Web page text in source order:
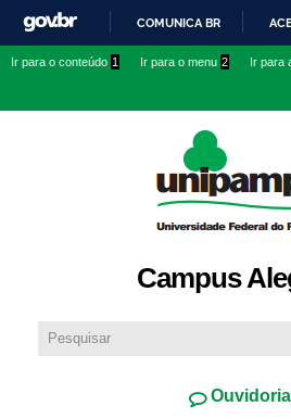
conteúdo
IR
O
COMUNICA BR
Ir para o conteúdo 1 Ir para o menu 2 Ir para
Campus
Ouvidoria